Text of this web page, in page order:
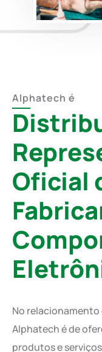
Alphatech é
Oficial
No
Alphatech é de
produtos e